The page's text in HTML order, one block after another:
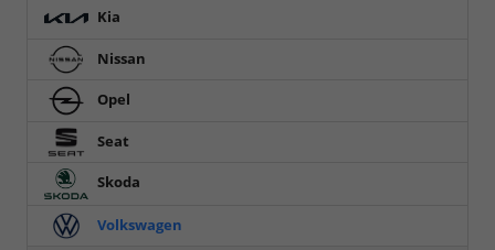
Kia
Nissan
Opel
Seat
Skoda
Volkswagen